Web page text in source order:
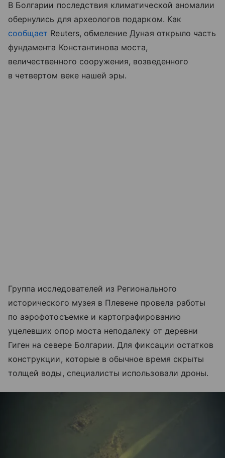
В Болгарии последствия климатической аномалии
обернулись для археологов подарком. Как
сообщает Reuters, обмеление Дуная открыло часть
фундамента Константинова моста,
величественного сооружения, возведенного
в четвертом веке нашей эры.
Группа исследователей из Регионального
исторического музея в Плевене провела работы
по аэрофотосъемке и картографированию
уцелевших опор моста неподалеку от деревни
Гиген на севере Болгарии. Для фиксации остатков
конструкции, которые в обычное время скрыты
толщей воды, специалисты использовали дроны.